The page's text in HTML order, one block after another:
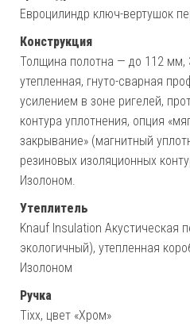
Евроцилиндр ключ-вертушок
Конструкция
Толщина полотна — до 112 мм,
утепленная, гнуто-сварная
усилением в зоне ригелей,
контура уплотнения, опция
закрывание» (магнитный
резиновых изоляционных
Изолоном.
Утеплитель
Knauf Insulation Акустическая
экологичный), утепленная
Изолоном
Ручка
Tixx, цвет «Хром»